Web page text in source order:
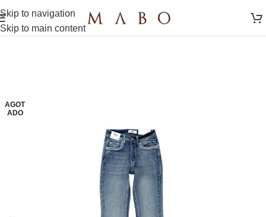
Skip to navigation
Skip to main content
AGOT
ADO